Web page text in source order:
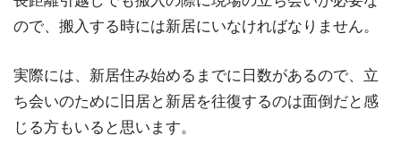
ので、搬入する時には新居にいなければなりません。
実際には、新居住み始めるまでに日数があるので、立
ち会いのために旧居と新居を往復するのは面倒だと感
じる方もいると思います。